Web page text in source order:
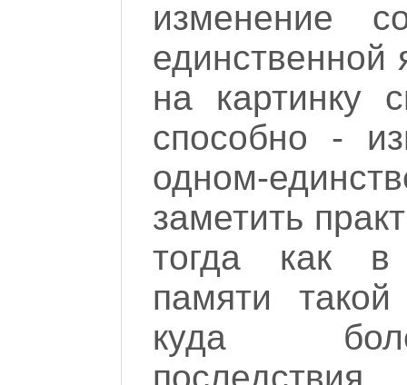
изменение
единственной
на картинку
способно -
одном-
заметить
тогда как в
памяти
куда